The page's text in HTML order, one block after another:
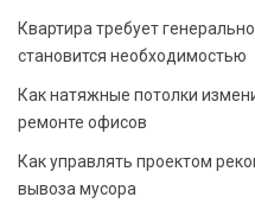
Квартира требует
становится необходимостью
Как натяжные потолки
ремонте офисов
Как управлять проектом
вывоза мусора